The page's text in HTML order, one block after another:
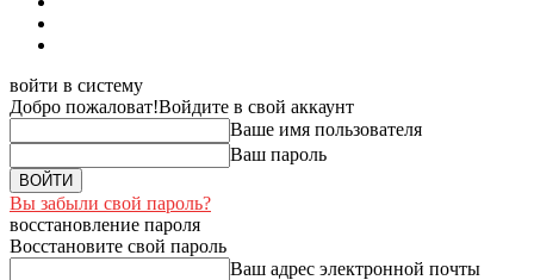
войти в систему
Добро пожаловат!Войдите в свой аккаунт
Ваше имя пользователя
Ваш пароль
Вы забыли свой пароль?
восстановление пароля
Восстановите свой пароль
Ваш адрес электронной почты